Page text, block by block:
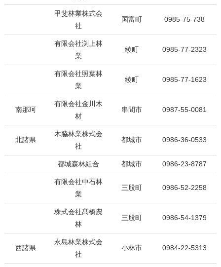
甲斐林業株式会
社
国富町 0985-75-738
有限会社渕上林
業
綾町 0985-77-2323
有限会社照葉林
業
綾町 0985-77-1623
南那珂
有限会社金川木
材
串間市 0987-55-0081
北諸県
木脇林業株式会
社
都城市 0986-36-0533
都城森林組合 都城市 0986-23-8787
有限会社中石林
業
三股町 0986-52-2258
株式会社髙橋農
林
三股町 0986-54-1379
西諸県
永島林業株式会
社
小林市 0984-22-5313